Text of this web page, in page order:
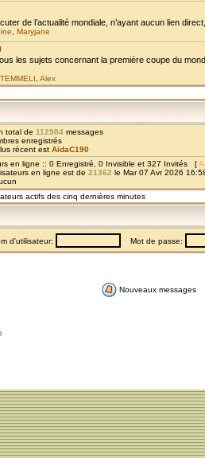
de l’actualité mondiale, n’ayant aucun lien
Maryjane
les sujets concernant la première coupe du
Alex
total de 112984 messages
enregistrés
récent est AidaC190
en ligne :: 0 Enregistré, 0 Invisible et 327 Invités [
en ligne est de 21362 le Mar 07 Avr 2026
actifs des cinq dernières minutes
d'utilisateur: Mot de passe:
Nouveaux messages